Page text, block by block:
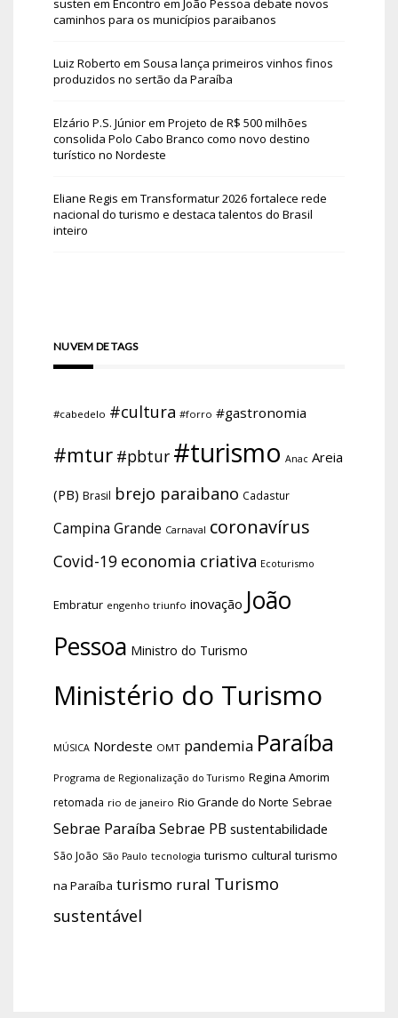
susten em Encontro em João Pessoa debate novos
caminhos para os municípios paraibanos
Luiz Roberto em Sousa lança primeiros vinhos finos
produzidos no sertão da Paraíba
Elzário P.S. Júniorem Projeto de R$ 500 milhões
consolida Polo Cabo Branco como novo destino
turístico no Nordeste
Eliane Regis em Transformatur 2026 fortalece rede
nacional do turismo e destaca talentos do Brasil
inteiro
NUVEM DE TAGS
#cabedelo #cultura #forro #gastronomia
#mtur #pbtur #turismo Anac Areia
(PB) Brasil brejo paraibano Cadastur
Campina Grande Carnaval coronavírus
Covid-19 economia criativa Ecoturismo
Embratur engenho triunfo inovação João
Pessoa Ministro do Turismo
Ministério do Turismo
MÚSICA Nordeste OMT pandemia Paraíba
Programa de Regionalização do Turismo Regina Amorim
retomada rio de janeiro Rio Grande do Norte Sebrae
Sebrae Paraíba Sebrae PB sustentabilidade
São João São Paulo tecnologia turismo cultural turismo
na Paraíba turismo rural Turismo
sustentável